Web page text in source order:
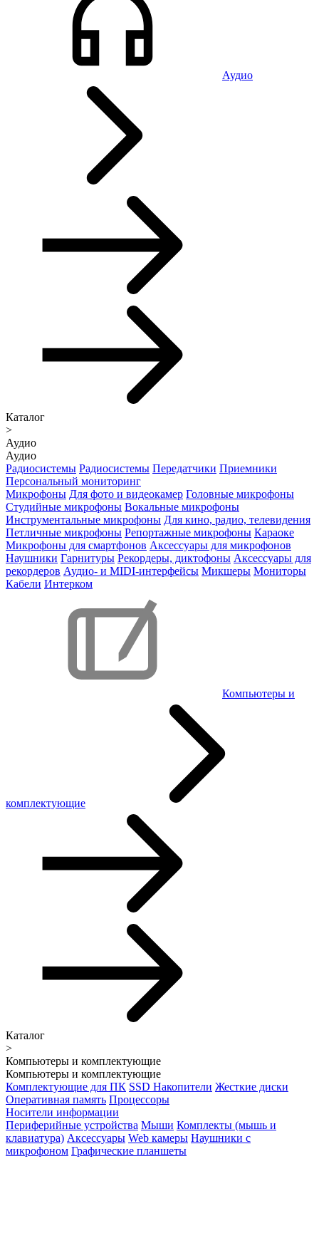
Аудио
Каталог
>
Аудио
Аудио
Радиосистемы Радиосистемы Передатчики Приемники
Персональный мониторинг
Микрофоны Для фото и видеокамер Головные микрофоны
Студийные микрофоны Вокальные микрофоны
Инструментальные микрофоны Для кино, радио, телевидения
Петличные микрофоны Репортажные микрофоны Караоке
Микрофоны для смартфонов Аксессуары для микрофонов
Наушники Гарнитуры Рекордеры, диктофоны Аксессуары для
рекордеров Аудио- и MIDI-интерфейсы Микшеры Мониторы
Кабели Интерком
Компьютеры и
комплектующие
Каталог
>
Компьютеры и комплектующие
Компьютеры и комплектующие
Комплектующие для ПК SSD Накопители Жесткие диски
Оперативная память Процессоры
Носители информации
Периферийные устройства Мыши Комплекты (мышь и
клавиатура) Аксессуары Web камеры Наушники с
микрофоном Графические планшеты